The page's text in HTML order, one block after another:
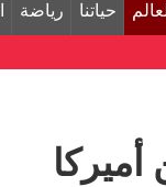
حياتنا رياضة